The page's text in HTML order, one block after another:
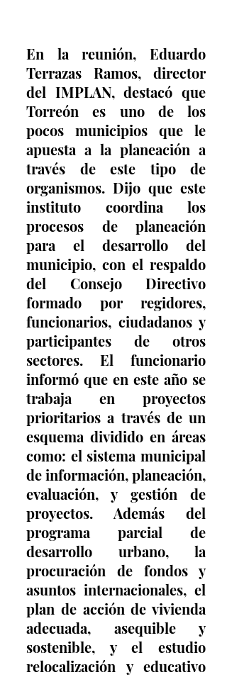
En la reunión, Eduardo
Terrazas Ramos, director
del IMPLAN, destacó que
Torreón es uno de los
pocos municipios que le
apuesta a la planeación a
través de este tipo de
organismos. Dijo que este
instituto coordina los
procesos de planeación
para el desarrollo del
municipio, con el respaldo
del Consejo Directivo
formado por regidores,
funcionarios, ciudadanos y
participantes de otros
sectores. El funcionario
informó que en este año se
trabaja en proyectos
prioritarios a través de un
esquema dividido en áreas
como: el sistema municipal
de información, planeación,
evaluación, y gestión de
proyectos. Además del
programa parcial de
desarrollo urbano, la
procuración de fondos y
asuntos internacionales, el
plan de acción de vivienda
adecuada, asequible y
sostenible, y el estudio
relocalización y educativo